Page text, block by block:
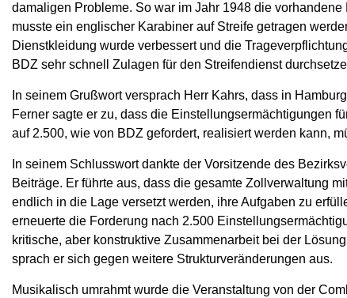
damaligen Probleme. So war im Jahr 1948 die
musste ein englischer Karabiner auf Streife getragen
Dienstkleidung wurde verbessert und die
BDZ sehr schnell Zulagen für den Streifendienst
In seinem Grußwort versprach Herr Kahrs, dass in
Ferner sagte er zu, dass die Einstellungsermächtigungen
auf 2.500, wie von BDZ gefordert, realisiert werden kann,
In seinem Schlusswort dankte der Vorsitzende des
Beiträge. Er führte aus, dass die gesamte Zollverwaltung
endlich in die Lage versetzt werden, ihre Aufgaben zu
erneuerte die Forderung nach 2.500
kritische, aber konstruktive Zusammenarbeit bei der
sprach er sich gegen weitere Strukturveränderungen aus.
Musikalisch umrahmt wurde die Veranstaltung von der